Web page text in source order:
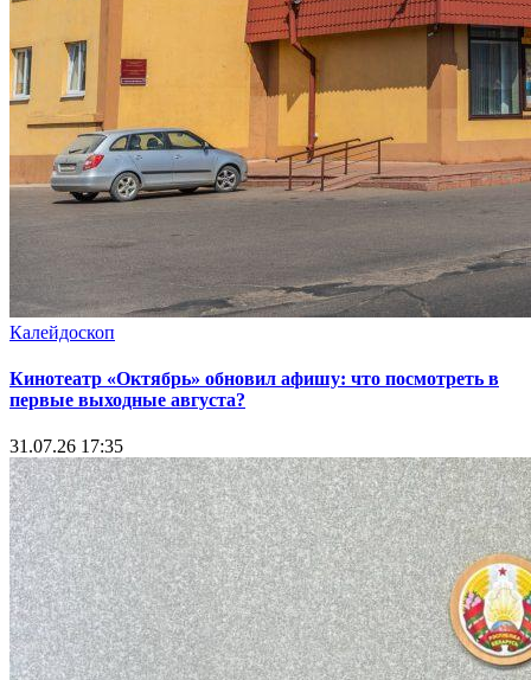
Калейдоскоп
Кинотеатр «Октябрь» обновил афишу: что посмотреть в
первые выходные августа?
31.07.26 17:35